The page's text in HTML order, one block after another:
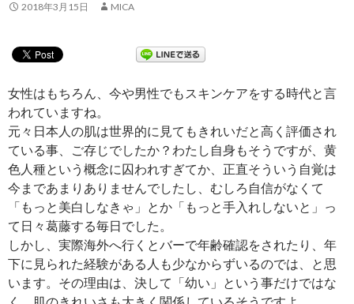
2018年3月15日
MICA
女性はもちろん、今や男性でもスキンケアをする時代と言
われていますね。
元々日本人の肌は世界的に見てもきれいだと高く評価され
ている事、ご存じでしたか？わたし自身もそうですが、黄
色人種という概念に囚われすぎてか、正直そういう自覚は
今まであまりありませんでしたし、むしろ自信がなくて
「もっと美白しなきゃ」とか「もっと手入れしないと」っ
て日々葛藤する毎日でした。
しかし、実際海外へ行くとバーで年齢確認をされたり、年
下に見られた経験がある人も少なからずいるのでは、と思
います。その理由は、決して「幼い」という事だけではな